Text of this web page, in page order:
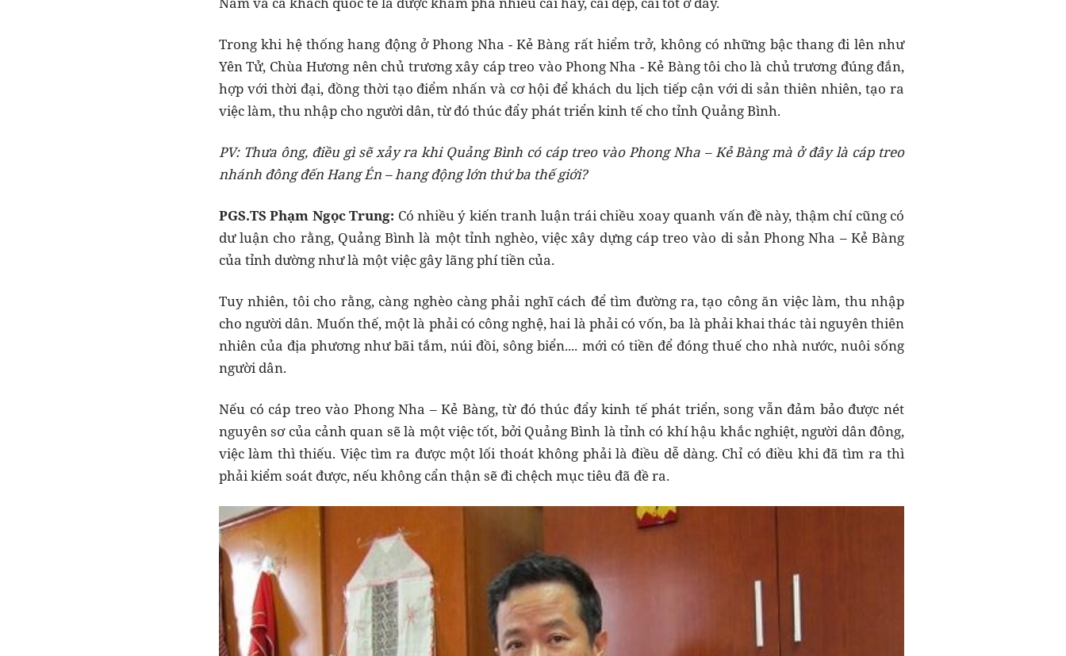
Trong khi hệ thống hang động ở Phong Nha - Kẻ Bàng rất hiểm trở, không có những bậc thang đi lên như
Yên Tử, Chùa Hương nên chủ trương xây cáp treo vào Phong Nha - Kẻ Bàng tôi cho là chủ trương đúng đắn,
hợp với thời đại, đồng thời tạo điểm nhấn và cơ hội để khách du lịch tiếp cận với di sản thiên nhiên, tạo ra
việc làm, thu nhập cho người dân, từ đó thúc đẩy phát triển kinh tế cho tỉnh Quảng Bình.
PV: Thưa ông, điều gì sẽ xảy ra khi Quảng Bình có cáp treovào Phong Nha – Kẻ Bàngmà ở đây là cáp treo
nhánh đông đến Hang Én – hang động lớn thứ ba thế giới?
PGS.TS Phạm Ngọc Trung: Có nhiều ý kiến tranh luận trái chiều xoay quanh vấn đề này, thậm chí cũng có
dư luận cho rằng, Quảng Bình là một tỉnh nghèo, việc xây dựng cáp treo vào di sản Phong Nha – Kẻ Bàng
của tỉnh dường như là một việc gây lãng phí tiền của.
Tuy nhiên, tôi cho rằng, càng nghèo càng phải nghĩ cách để tìm đường ra, tạo công ăn việc làm, thu nhập
cho người dân. Muốn thế, một là phải có công nghệ, hai là phải có vốn, ba là phải khai thác tài nguyên thiên
nhiên của địa phương như bãi tắm, núi đồi, sông biển.... mới có tiền để đóng thuế cho nhà nước, nuôi sống
người dân.
Nếu có cáp treo vào Phong Nha – Kẻ Bàng, từ đó thúc đẩy kinh tế phát triển, song vẫn đảm bảo được nét
nguyên sơ của cảnh quan sẽ là một việc tốt, bởi Quảng Bình là tỉnh có khí hậu khắc nghiệt, người dân đông,
việc làm thì thiếu. Việc tìm ra được một lối thoát không phải là điều dễ dàng. Chỉ có điều khi đã tìm ra thì
phải kiểm soát được, nếu không cẩn thận sẽ đi chệch mục tiêu đã đề ra.